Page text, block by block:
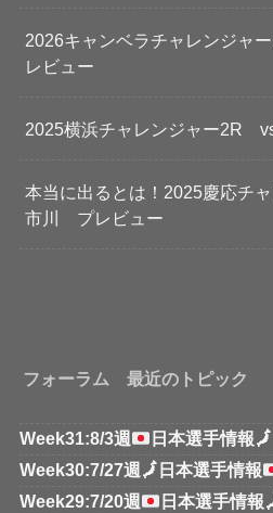
2026キャンベラチャレンジャ
レビュー
2025横浜チャレンジャー2R
本当に出るとは！2025慶応チ
市川 プレビュー
フォーラム 最近のトピック
Week31:8/3週 日本選手情報🗾
Week30:7/27週 🗾 日本選手情報
Week29:7/20週
日本選手情報